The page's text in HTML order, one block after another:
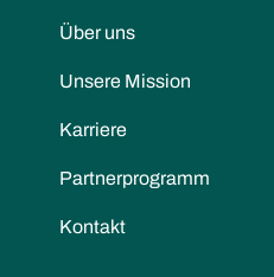
Über uns
Unsere Mission
Karriere
Partnerprogramm
Kontakt